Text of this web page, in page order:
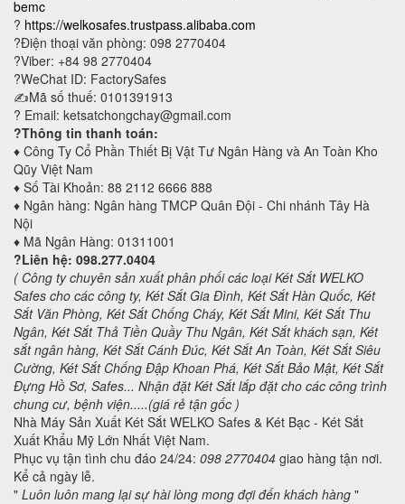
bemc
? https://welkosafes.trustpass.alibaba.com
?Điện thoại văn phòng: 098 2770404
?Viber: +84 98 2770404
?WeChat ID: FactorySafes
✍️Mã số thuế: 0101391913
? Email: ketsatchongchay@gmail.com
?Thông tin thanh toán:
♦️ Công Ty Cổ Phần Thiết Bị Vật Tư Ngân Hàng và An Toàn Kho
Qũy Việt Nam
♦️ Số Tài Khoản: 88 2112 6666 888
♦️ Ngân hàng: Ngân hàng TMCP Quân Đội - Chi nhánh Tây Hà
Nội
♦️ Mã Ngân Hàng: 01311001
?Liên hệ: 098.277.0404
( Công ty chuyên sản xuất phân phối các loại Két Sắt WELKO
Safes cho các công ty, Két Sắt Gia Đình, Két Sắt Hàn Quốc, Két
Sắt Văn Phòng, Két Sắt Chống Cháy, Két Sắt Mini, Két Sắt Thu
Ngân, Két Sắt Thả Tiền Quầy Thu Ngân, Két Sắt khách sạn, Két
sắt ngân hàng, Két Sắt Cánh Đúc, Két Sắt An Toàn, Két Sắt Siêu
Cường, Két Sắt Chống Đập Khoan Phá, Két Sắt Bảo Mật, Két Sắt
Đựng Hồ Sơ, Safes... Nhận đặt Két Sắt lắp đặt cho các công trình
chung cư, bệnh viện.....(giá rẻ tận gốc )
Nhà Máy Sản Xuất Két Sắt WELKO Safes & Két Bạc - Két Sắt
Xuất Khẩu Mỹ Lớn Nhất Việt Nam.
Phục vụ tận tình chu đáo 24/24: 098 2770404 giao hàng tận nơi.
Kể cả ngày lễ.
" Luôn luôn mang lại sự hài lòng mong đợi đến khách hàng "